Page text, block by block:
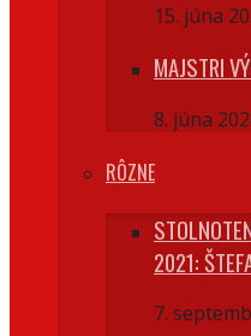
15. júna
MAJSTRI
8. júna
RÔZNE
2021:
7.